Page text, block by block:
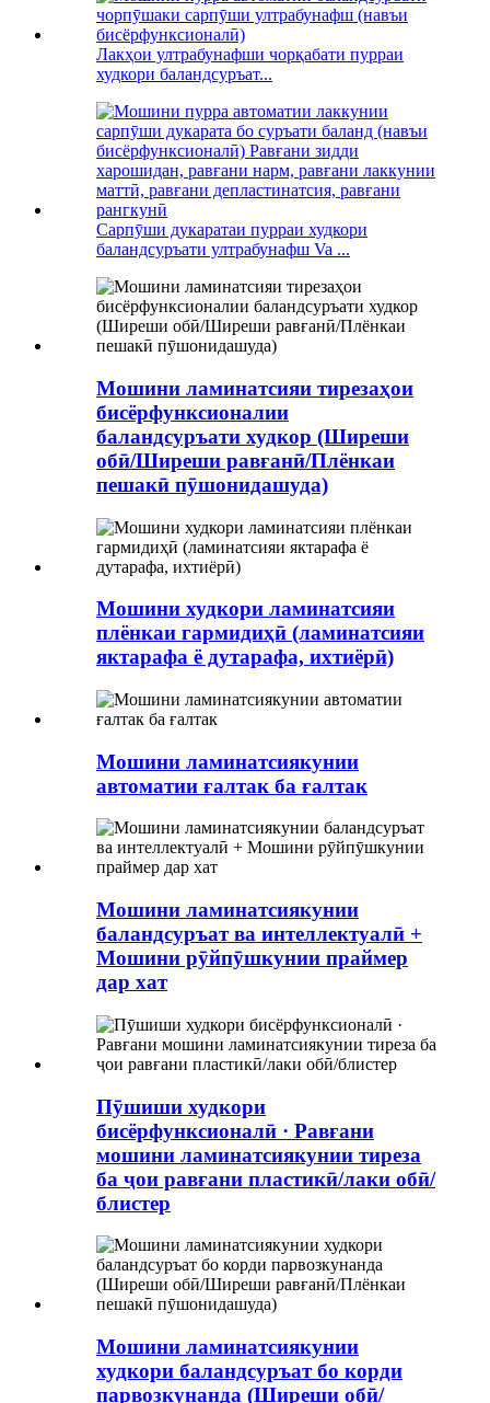
Лакҳои ултрабунафши чорқабати пурраи
худкори баландсуръат...
Сарпӯши дукаратаи пурраи худкори
баландсуръати ултрабунафш Va ...
Мошини ламинатсияи тирезаҳои
бисёрфунксионалии
баландсуръати худкор (Ширеши
обӣ/Ширеши равғанӣ/Плёнкаи
пешакӣ пӯшонидашуда)
Мошини худкори ламинатсияи
плёнкаи гармидиҳӣ (ламинатсияи
яктарафа ё дутарафа, ихтиёрӣ)
Мошини ламинатсиякунии
автоматии ғалтак ба ғалтак
Мошини ламинатсиякунии
баландсуръат ва интеллектуалӣ +
Мошини рӯйпӯшкунии праймер
дар хат
Пӯшиши худкори
бисёрфунксионалӣ · Равғани
мошини ламинатсиякунии тиреза
ба ҷои равғани пластикӣ/лаки обӣ/
блистер
Мошини ламинатсиякунии
худкори баландсуръат бо корди
парвозкунанда (Ширеши обӣ/